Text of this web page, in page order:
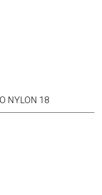
NYLON 18